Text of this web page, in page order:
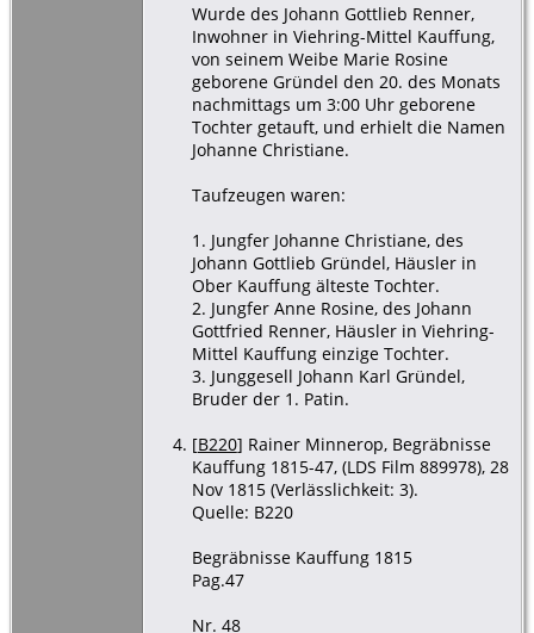
Wurde des Johann Gottlieb Renner,
Inwohner in Viehring-Mittel Kauffung,
von seinem Weibe Marie Rosine
geborene Gründel den 20. des Monats
nachmittags um 3:00 Uhr geborene
Tochter getauft, und erhielt die Namen
Johanne Christiane.
Taufzeugen waren:
1. Jungfer Johanne Christiane, des
Johann Gottlieb Gründel, Häusler in
Ober Kauffung älteste Tochter.
2. Jungfer Anne Rosine, des Johann
Gottfried Renner, Häusler in Viehring-
Mittel Kauffung einzige Tochter.
3. Junggesell Johann Karl Gründel,
Bruder der 1. Patin.
[B220] Rainer Minnerop, Begräbnisse
Kauffung 1815-47, (LDS Film 889978), 28
Nov 1815 (Verlässlichkeit: 3).
Quelle: B220
Begräbnisse Kauffung 1815
Pag.47
Nr. 48